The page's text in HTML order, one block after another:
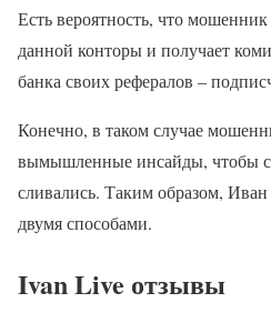
Есть вероятность, что
данной конторы и получает
банка своих рефералов –
Конечно, в таком случае
вымышленные инсайды, чтобы
сливались. Таким образом,
двумя способами.
Ivan Live отзывы